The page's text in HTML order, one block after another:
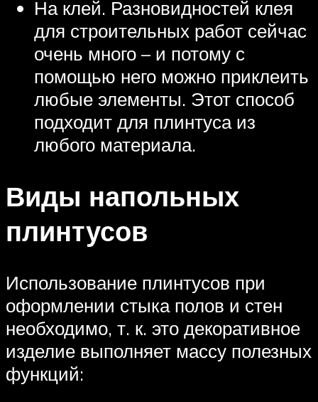
На клей. Разновидностей клея
для строительных работ сейчас
очень много – и потому с
помощью него можно приклеить
любые элементы. Этот способ
подходит для плинтуса из
любого материала.
Виды напольных
плинтусов
Использование плинтусов при
оформлении стыка полов и стен
необходимо, т. к. это декоративное
изделие выполняет массу полезных
функций: